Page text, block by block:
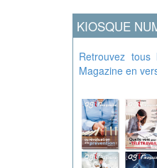
KIOSQUE
Retrouvez tous
Magazine en